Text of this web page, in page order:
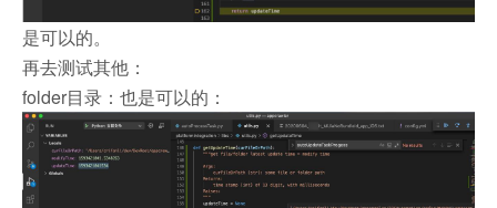
是可以的。
再去测试其他：
folder目录：也是可以的：